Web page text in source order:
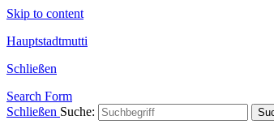
Skip to content
Hauptstadtmutti
Schließen
Search Form
Schließen Suche: